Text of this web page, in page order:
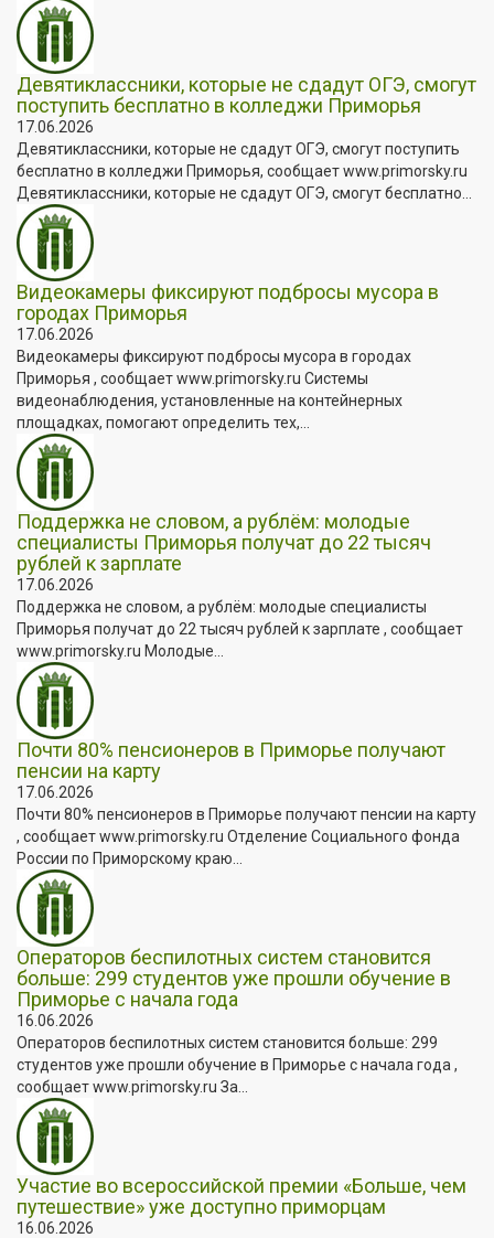
Девятиклассники, которые не сдадут ОГЭ, смогут
поступить бесплатно в колледжи Приморья
17.06.2026
Девятиклассники, которые не сдадут ОГЭ, смогут поступить
бесплатно в колледжи Приморья, сообщает www.primorsky.ru
Девятиклассники, которые не сдадут ОГЭ, смогут бесплатно...
Видеокамеры фиксируют подбросы мусора в
городах Приморья
17.06.2026
Видеокамеры фиксируют подбросы мусора в городах
Приморья , сообщает www.primorsky.ru Системы
видеонаблюдения, установленные на контейнерных
площадках, помогают определить тех,...
Поддержка не словом, а рублём: молодые
специалисты Приморья получат до 22 тысяч
рублей к зарплате
17.06.2026
Поддержка не словом, а рублём: молодые специалисты
Приморья получат до 22 тысяч рублей к зарплате , сообщает
www.primorsky.ru Молодые...
Почти 80% пенсионеров в Приморье получают
пенсии на карту
17.06.2026
Почти 80% пенсионеров в Приморье получают пенсии на карту
, сообщает www.primorsky.ru Отделение Социального фонда
России по Приморскому краю...
Операторов беспилотных систем становится
больше: 299 студентов уже прошли обучение в
Приморье с начала года
16.06.2026
Операторов беспилотных систем становится больше: 299
студентов уже прошли обучение в Приморье с начала года ,
сообщает www.primorsky.ru За...
Участие во всероссийской премии «Больше, чем
путешествие» уже доступно приморцам
16.06.2026